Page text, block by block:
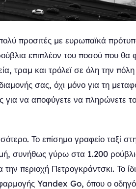
προσιτές με ευρωπαϊκά
επιπλέον του ποσού που θα
τραμ και τρόλεϊ σε όλη την
σας, όχι μόνο για τη
για να αποφύγετε να πληρώνετε
Το επίσημο γραφείο ταξί
συνήθως γύρω στα 1.200
περιοχή Πετρογκράντσκι. Το
Yandex Go, όπου ο